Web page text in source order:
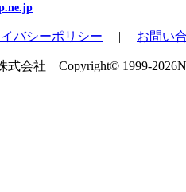
バシーポリシー | お問い
式会社 Copyright© 1999-